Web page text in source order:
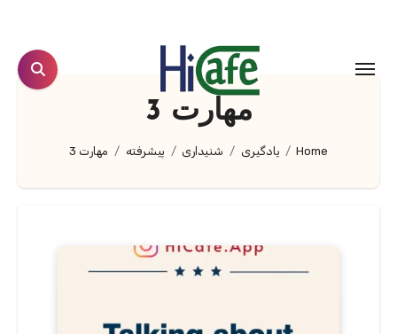
content
مهارت 3
Home یادگیری شنیداری پیشرفته مهارت 3